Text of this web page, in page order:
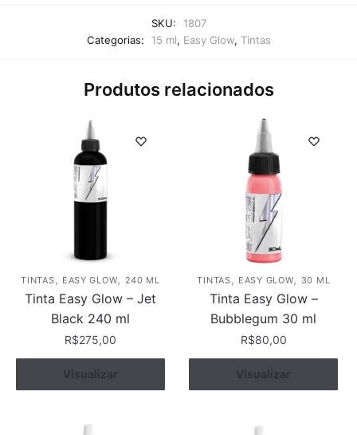
SKU:
1807
Categorias:
15 ml, Easy Glow, Tintas
Produtos relacionados
TINTAS , EASY GLOW, 240 ML
Tinta Easy Glow – Jet
Black 240 ml
R$275,00
Comprar
Visualizar
TINTAS , EASY GLOW, 30 ML
Tinta Easy Glow –
Bubblegum 30 ml
R$80,00
Comprar
Visualizar